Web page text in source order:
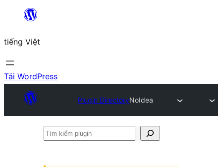
Chuyển
phần
nội
dung
tiếng Việt
Tải WordPress
Plugin DirectoryNoIdea
Tìm